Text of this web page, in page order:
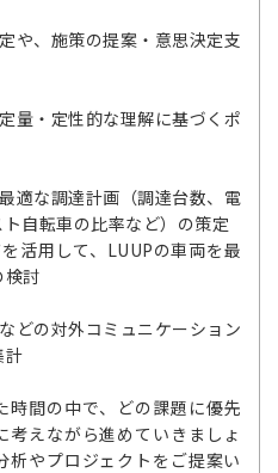
や、施策の提案・意思決定支
量・定性的な理解に基づくポ
適な調達計画（調達台数、電
自転車の比率など）の策定
活用して、LUUPの車両を最
検討
どの対外コミュニケーション
計
間の中で、どの課題に優先
考えながら進めていきましょ
析やプロジェクトをご提案い